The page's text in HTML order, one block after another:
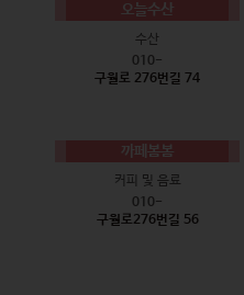
오늘수산
수산
010-
구월로 276번길 74
까페봄봄
커피 및 음료
010-
구월로276번길 56